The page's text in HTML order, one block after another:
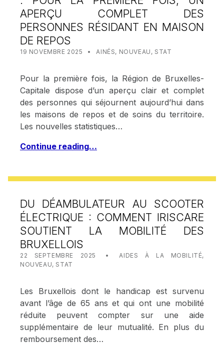
APERÇU COMPLET DES
PERSONNES RÉSIDANT EN MAISON
DE REPOS
POSTED ON:
19 NOVEMBRE 2025 WRITTEN BY:
STAT IRISCARE
CATEGORIZED IN:
AINÉS, NOUVEAU , STAT
Pour la première fois, la Région de Bruxelles-
Capitale dispose d’un aperçu clair et complet
des personnes qui séjournent aujourd’hui dans
les maisons de repos et de soins du territoire.
Les nouvelles statistiques…
Continue reading…
DU DÉAMBULATEUR AU SCOOTER
ÉLECTRIQUE : COMMENT IRISCARE
SOUTIENT LA MOBILITÉ DES
BRUXELLOIS
POSTED ON:
22 SEPTEMBRE 2025 WRITTEN BY:
STAT IRISCARE
CATEGORIZED IN:
AIDES À LA MOBILITÉ,
NOUVEAU, STAT
Les Bruxellois dont le handicap est survenu
avant l’âge de 65 ans et qui ont une mobilité
réduite peuvent compter sur une aide
supplémentaire de leur mutualité. En plus du
remboursement des…